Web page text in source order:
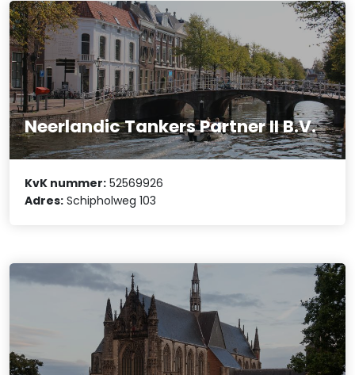
Neerlandic Tankers Partner II B.V.
KvK nummer: 52569926
Adres: Schipholweg 103